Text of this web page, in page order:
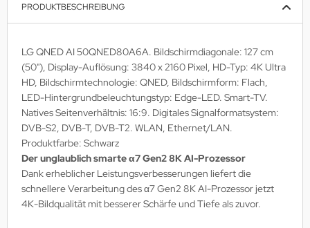
PRODUKTBESCHREIBUNG
LG QNED AI 50QNED80A6A. Bildschirmdiagonale: 127 cm
(50"), Display-Auflösung: 3840 x 2160 Pixel, HD-Typ: 4K Ultra
HD, Bildschirmtechnologie: QNED, Bildschirmform: Flach,
LED-Hintergrundbeleuchtungstyp: Edge-LED. Smart-TV.
Natives Seitenverhältnis: 16:9. Digitales Signalformatsystem:
DVB-S2, DVB-T, DVB-T2. WLAN, Ethernet/LAN.
Produktfarbe: Schwarz
Der unglaublich smarte α7 Gen2 8K AI-Prozessor
Dank erheblicher Leistungsverbesserungen liefert die
schnellere Verarbeitung des α7 Gen2 8K AI-Prozessor jetzt
4K-Bildqualität mit besserer Schärfe und Tiefe als zuvor.